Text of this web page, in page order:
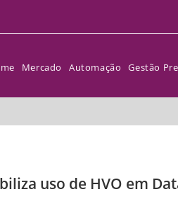
Mercado Automação Gestão
uso de HVO em